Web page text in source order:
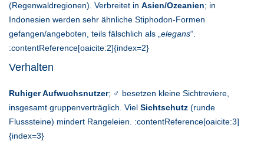
(Regenwaldregionen). Verbreitet in Asien/Ozeanien; in
Indonesien werden sehr ähnliche Stiphodon-Formen
gefangen/angeboten, teils fälschlich als „ elegans“.
:contentReference[oaicite:2]{index=2}
Verhalten
Ruhiger Aufwuchsnutzer; ♂ besetzen kleine Sichtreviere,
insgesamt gruppenverträglich. Viel Sichtschutz (runde
Flusssteine) mindert Rangeleien. :contentReference[oaicite:3]
{index=3}